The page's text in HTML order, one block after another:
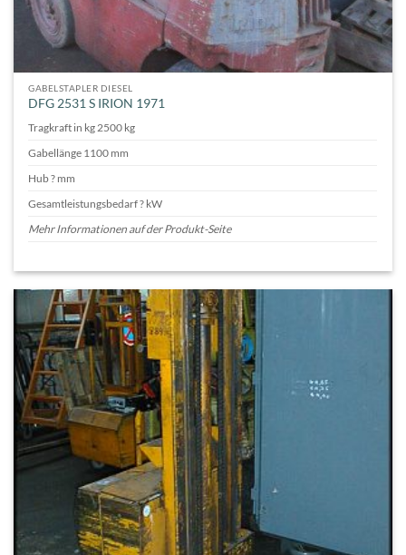
GABELSTAPLER DIESEL
DFG 2531 S IRION 1971
Tragkraft in kg 2500 kg
Gabellänge 1100 mm
Hub ? mm
Gesamtleistungsbedarf ? kW
Mehr Informationen auf der Produkt-Seite